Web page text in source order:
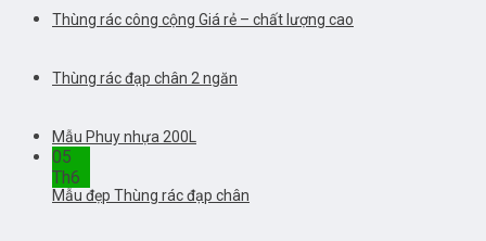
Thùng rác công cộng Giá rẻ – chất lượng cao
Thùng rác đạp chân 2 ngăn
Mẫu Phuy nhựa 200L
05
Th6
Mẫu đẹp Thùng rác đạp chân